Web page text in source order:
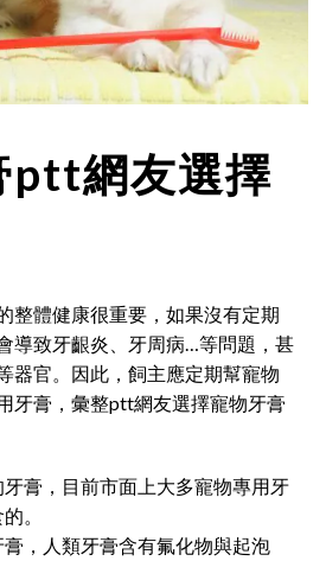
ptt網友選擇
整體健康很重要，如果沒有定期
導致牙齦炎、牙周病…等問題，甚
器官。因此，飼主應定期幫寵物
牙膏，彙整ptt網友選擇寵物牙膏
膏，目前市面上大多寵物專用牙
。
，人類牙膏含有氟化物與起泡